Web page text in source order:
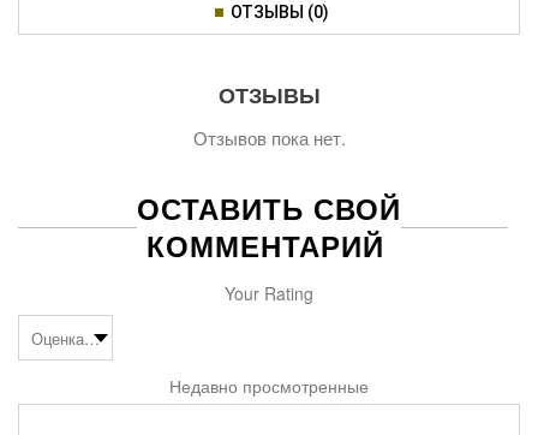
ОТЗЫВЫ (0)
ОТЗЫВЫ
Отзывов пока нет.
ОСТАВИТЬ СВОЙ
КОММЕНТАРИЙ
Your Rating
Недавно просмотренные